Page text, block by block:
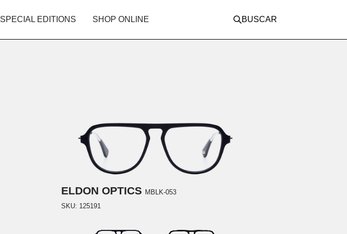
SPECIAL EDITIONS SHOP ONLINE BUSCAR
ELDON OPTICS MBLK-053
SKU: 125191